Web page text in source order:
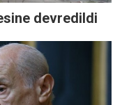
devredildi